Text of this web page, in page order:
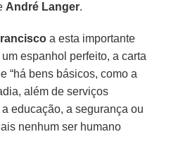
André Langer.
a esta importante
espanhol perfeito, a carta
“há bens básicos, como a
além de serviços
educação, a segurança ou
nenhum ser humano